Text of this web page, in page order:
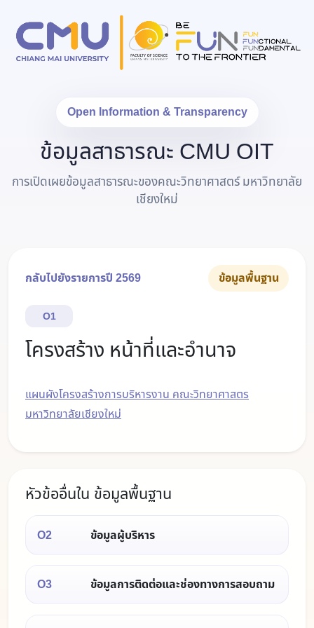
Open Information & Transparency
ข้อมูลสาธารณะ CMU OIT
การเปิดเผยข้อมูลสาธารณะของคณะวิทยาศาสตร์ มหาวิทยาลัย
เชียงใหม่
กลับไปยังรายการปี 2569 ข้อมูลพื้นฐาน
O1
โครงสร้าง หน้าที่และอำนาจ
แผนผังโครงสร้างการบริหารงาน คณะวิทยาศาสตร
มหาวิทยาลัยเชียงใหม่
หัวข้ออื่นใน ข้อมูลพื้นฐาน
O2 ข้อมูลผู้บริหาร
O3 ข้อมูลการติดต่อและช่องทางการสอบถาม